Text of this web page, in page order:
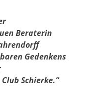
Beraterin
Gedenkens
Schierke.“